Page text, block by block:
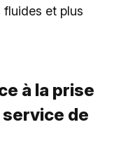
fluides et plus
à la prise
service de